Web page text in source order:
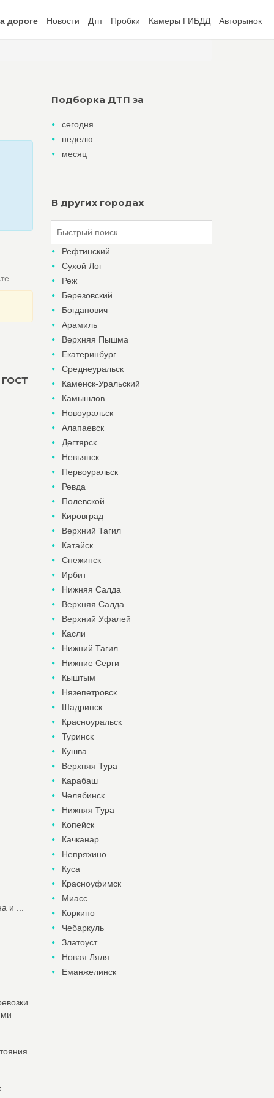
дороге Новости Дтп Пробки Камеры ГИБДД Авторынок
ГОСТ
и ...
Подборка ДТП за
сегодня
неделю
месяц
В других городах
Рефтинский
Сухой Лог
Реж
Березовский
Богданович
Арамиль
Верхняя Пышма
Екатеринбург
Среднеуральск
Каменск-Уральский
Камышлов
Новоуральск
Алапаевск
Дегтярск
Невьянск
Первоуральск
Ревда
Полевской
Кировград
Верхний Тагил
Катайск
Снежинск
Ирбит
Нижняя Салда
Верхняя Салда
Верхний Уфалей
Касли
Нижний Тагил
Нижние Серги
Кыштым
Нязепетровск
Шадринск
Красноуральск
Туринск
Кушва
Верхняя Тура
Карабаш
Челябинск
Нижняя Тура
Копейск
Качканар
Непряхино
Куса
Красноуфимск
Миасс
Коркино
Чебаркуль
Златоуст
Новая Ляля
Еманжелинск